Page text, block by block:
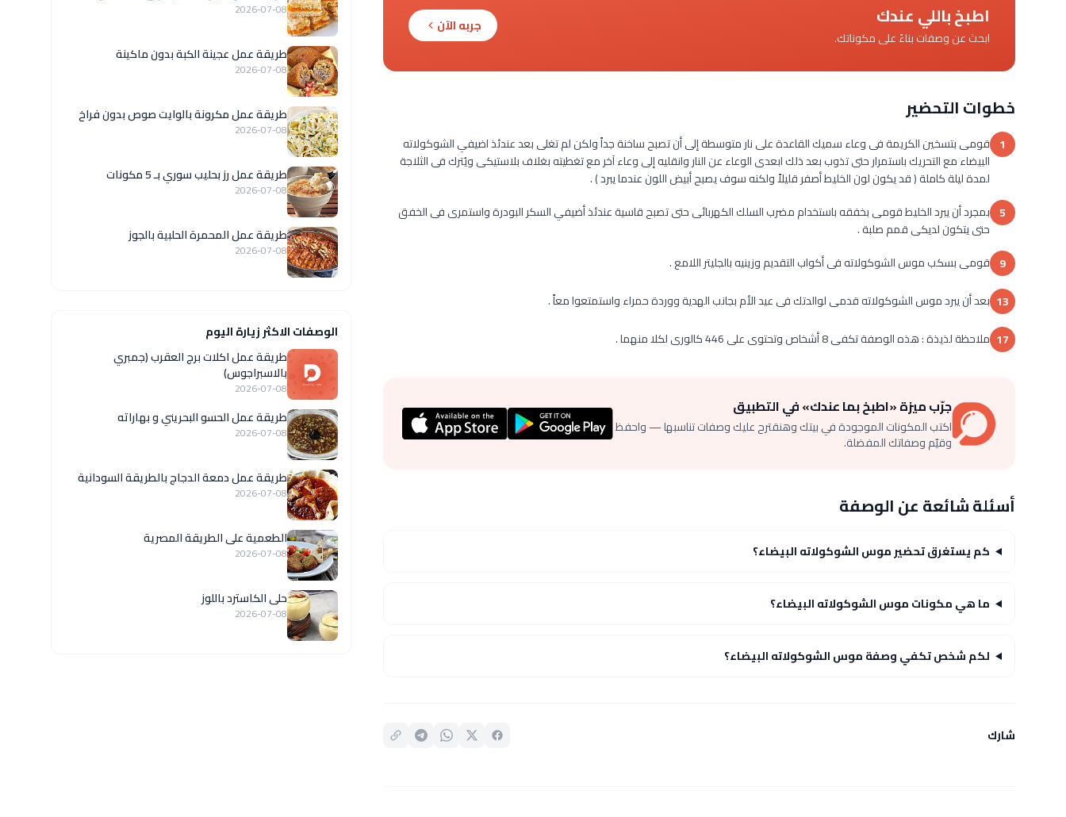
اطبخ باللي عندك
ابحث عن وصفات بناءً على مكوناتك.
جربه الآن
خطوات التحضير
1 قومى بتسخين الكريمة فى وعاء سميك القاعدة على نار متوسطة إلى أن تصبح ساخنة جداً ولكن لم تغلى بعد عندئذ اضيفي الشوكولاته
البيضاء مع التحريك باستمرار حتى تذوب بعد ذلك ابعدى الوعاء عن النار وانقليه إلى وعاء آخر مع تغطيته بغلاف بلاستيكى ويُترك فى الثلاجة
لمدة ليلة كاملة ( قد يكون لون الخليط أصفر قليلاً ولكنه سوف يصبح أبيض اللون عندما يبرد ) .
5 بمجرد أن يبرد الخليط قومى بخفقه باستخدام مضرب السلك الكهربائى حتى تصبح قاسية عندئذ أضيفي السكر البودرة واستمرى فى الخفق
حتى يتكون لديكى قمم صلبة .
9 قومى بسكب موس الشوكولاته فى أكواب التقديم وزينيه بالجليتر اللامع .
13 بعد أن يبرد موس الشوكولاته قدمى لوالدتك فى عيد الأم بجانب الهدية ووردة حمراء واستمتعوا معاً .
17 ملاحظة لذيذة : هذه الوصفة تكفى 8 أشخاص وتحتوى على 446 كالورى لكلا منهما .
جرّب ميزة «اطبخ بما عندك» في التطبيق
اكتب المكونات الموجودة في بيتك وهنقترح عليك وصفات تناسبها — واحفظ
وقيّم وصفاتك المفضلة.
أسئلة شائعة عن الوصفة
كم يستغرق تحضير موس الشوكولاته البيضاء؟
ما هي مكونات موس الشوكولاته البيضاء؟
لكم شخص تكفي وصفة موس الشوكولاته البيضاء؟
شارك
2026-07-08
طريقة عمل عجينة الكبة بدون ماكينة
2026-07-08
طريقة عمل مكرونة بالوايت صوص بدون فراخ
2026-07-08
طريقة عمل رز بحليب سوري بـ 5 مكونات
2026-07-08
طريقة عمل المحمرة الحلبية بالجوز
2026-07-08
الوصفات الاكثر زيارة اليوم
طريقة عمل اكلات برج العقرب (جمبري
بالاسبراجوس)
2026-07-08
طريقة عمل الحسو البحريني و بهاراته
2026-07-08
طريقة عمل دمعة الدجاج بالطريقة السودانية
2026-07-08
الطعمية على الطريقة المصرية
2026-07-08
حلى الكاسترد باللوز
2026-07-08